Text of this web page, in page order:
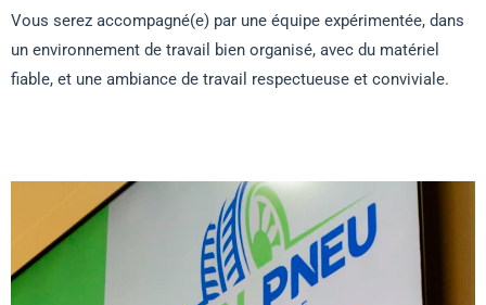
Vous serez accompagné(e) par une équipe expérimentée, dans
un environnement de travail bien organisé, avec du matériel
fiable, et une ambiance de travail respectueuse et conviviale.